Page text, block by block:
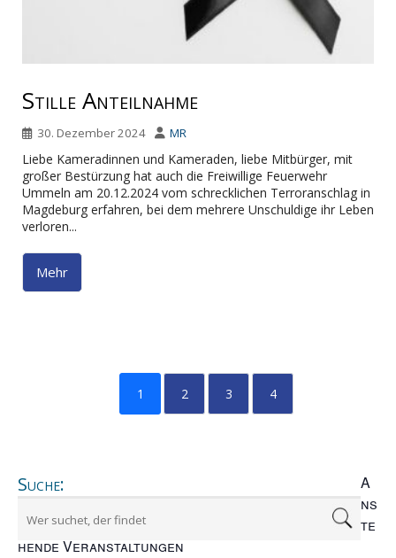
Stille Anteilnahme
30. Dezember 2024 MR
Liebe Kameradinnen und Kameraden, liebe Mitbürger, mit
großer Bestürzung hat auch die Freiwillige Feuerwehr
Ummeln am 20.12.2024 vom schrecklichen Terroranschlag in
Magdeburg erfahren, bei dem mehrere Unschuldige ihr Leben
verloren...
Mehr
1 2 3 4
Suche:
A
ns
te
hende Veranstaltungen